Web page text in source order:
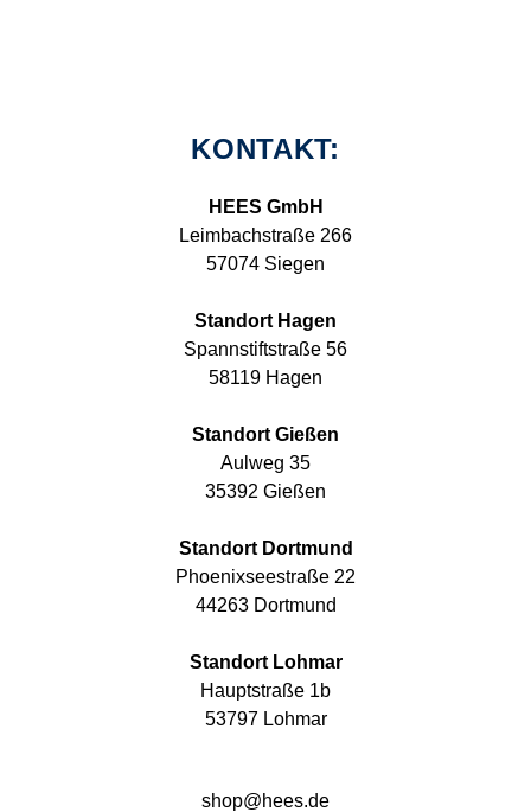
KONTAKT:
HEES GmbH
Leimbachstraße 266
57074 Siegen
Standort Hagen
Spannstiftstraße 56
58119 Hagen
Standort Gießen
Aulweg 35
35392 Gießen
Standort Dortmund
Phoenixseestraße 22
44263 Dortmund
Standort Lohmar
Hauptstraße 1b
53797 Lohmar
shop@hees.de